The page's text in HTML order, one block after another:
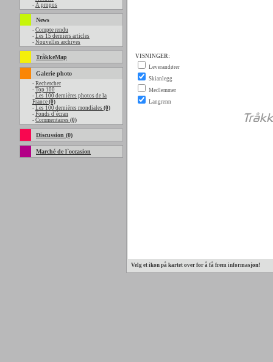
- A propos
News
- Compte rendu
- Les 15 derniers articles
- Nouvelles archives
TråkkeMap
Galerie photo
- Rechercher
- Top 100
- Les 100 dernières photos de la
France (0)
- Les 100 dernières mondiales (0)
- Fonds d`écran
- Commentaires (0)
Discussion (0)
Marché de l`occasion
Velg et ikon på kartet over for å få frem informasjon!